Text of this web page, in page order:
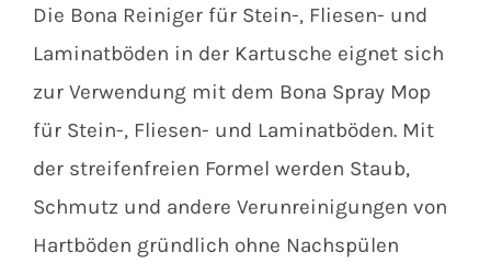
Die Bona Reiniger für Stein-, Fliesen- und
Laminatböden in der Kartusche eignet sich
zur Verwendung mit dem Bona Spray Mop
für Stein-, Fliesen- und Laminatböden. Mit
der streifenfreien Formel werden Staub,
Schmutz und andere Verunreinigungen von
Hartböden gründlich ohne Nachspülen